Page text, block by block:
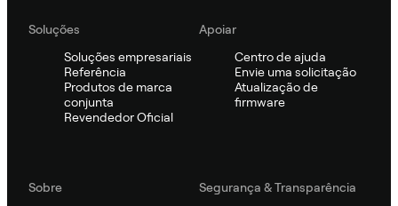
Soluções
Soluções empresariais
Referência
Produtos de marca
conjunta
Revendedor Oficial
Apoiar
Centro de ajuda
Envie uma solicitação
Atualização de
firmware
Sobre
Segurança & Transparência